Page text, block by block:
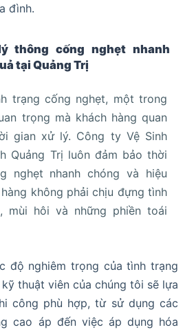
đình.
thông cống nghẹt nhanh
tại Quảng Trị
trạng cống nghẹt, một trong
trọng mà khách hàng quan
gian xử lý. Công ty Vệ Sinh
Quảng Trị luôn đảm bảo thời
nghẹt nhanh chóng và hiệu
không phải chịu đựng tình
mùi hôi và những phiền toái
độ nghiêm trọng của tình trạng
thuật viên của chúng tôi sẽ lựa
công phù hợp, từ sử dụng các
cao áp đến việc áp dụng hóa